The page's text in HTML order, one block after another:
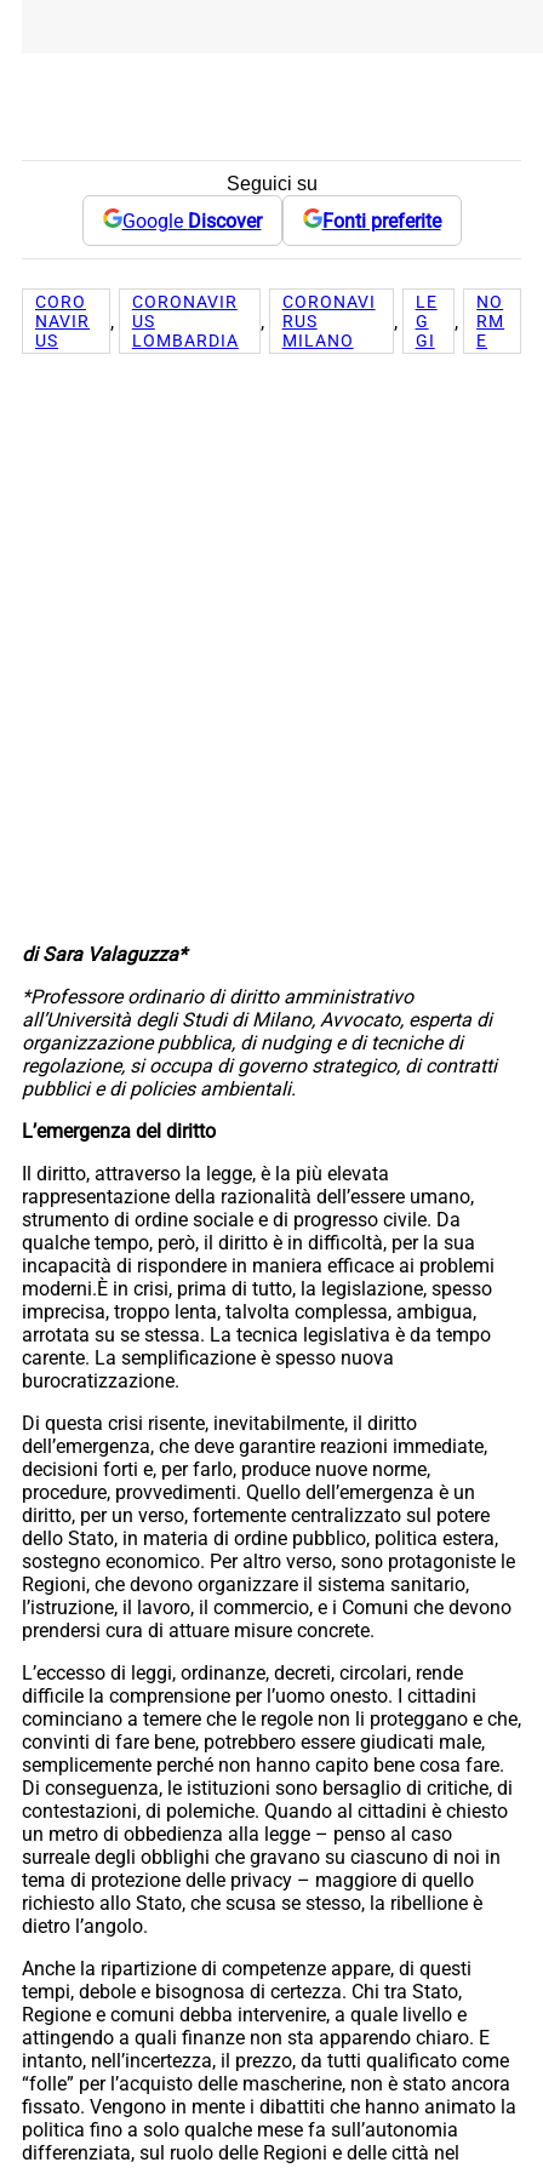
Seguici su
Google Discover Fonti preferite
CORO
NAVIR
US
,
CORONAVIR
US
LOMBARDIA
,
CORONAVI
RUS
MILANO
,
LE
G
GI
,
NO
RM
E
di Sara Valaguzza*
*Professore ordinario di diritto amministrativo
all’Università degli Studi di Milano, Avvocato, esperta di
organizzazione pubblica, di nudging e di tecniche di
regolazione, si occupa di governo strategico, di contratti
pubblici e di policies ambientali.
L’emergenza del diritto
Il diritto, attraverso la legge, è la più elevata
rappresentazione della razionalità dell’essere umano,
strumento di ordine sociale e di progresso civile. Da
qualche tempo, però, il diritto è in difficoltà, per la sua
incapacità di rispondere in maniera efficace ai problemi
moderni.È in crisi, prima di tutto, la legislazione, spesso
imprecisa, troppo lenta, talvolta complessa, ambigua,
arrotata su se stessa. La tecnica legislativa è da tempo
carente. La semplificazione è spesso nuova
burocratizzazione.
Di questa crisi risente, inevitabilmente, il diritto
dell’emergenza, che deve garantire reazioni immediate,
decisioni forti e, per farlo, produce nuove norme,
procedure, provvedimenti. Quello dell’emergenza è un
diritto, per un verso, fortemente centralizzato sul potere
dello Stato, in materia di ordine pubblico, politica estera,
sostegno economico. Per altro verso, sono protagoniste le
Regioni, che devono organizzare il sistema sanitario,
l’istruzione, il lavoro, il commercio, e i Comuni che devono
prendersi cura di attuare misure concrete.
L’eccesso di leggi, ordinanze, decreti, circolari, rende
difficile la comprensione per l’uomo onesto. I cittadini
cominciano a temere che le regole non li proteggano e che,
convinti di fare bene, potrebbero essere giudicati male,
semplicemente perché non hanno capito bene cosa fare.
Di conseguenza, le istituzioni sono bersaglio di critiche, di
contestazioni, di polemiche. Quando al cittadini è chiesto
un metro di obbedienza alla legge – penso al caso
surreale degli obblighi che gravano su ciascuno di noi in
tema di protezione delle privacy – maggiore di quello
richiesto allo Stato, che scusa se stesso, la ribellione è
dietro l’angolo.
Anche la ripartizione di competenze appare, di questi
tempi, debole e bisognosa di certezza. Chi tra Stato,
Regione e comuni debba intervenire, a quale livello e
attingendo a quali finanze non sta apparendo chiaro. E
intanto, nell’incertezza, il prezzo, da tutti qualificato come
“folle” per l’acquisto delle mascherine, non è stato ancora
fissato. Vengono in mente i dibattiti che hanno animato la
politica fino a solo qualche mese fa sull’autonomia
differenziata, sul ruolo delle Regioni e delle città nel